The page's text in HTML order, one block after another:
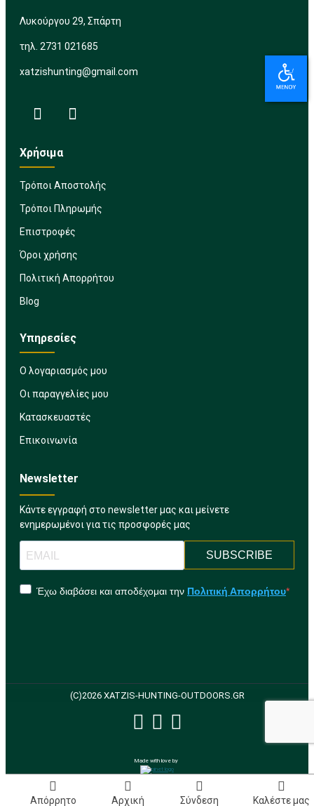
Λυκούργου 29, Σπάρτη
τηλ. 2731 021685
xatzishunting@gmail.com
Χρήσιμα
Τρόποι Αποστολής
Τρόποι Πληρωμής
Επιστροφές
Όροι χρήσης
Πολιτική Απορρήτου
Blog
Υπηρεσίες
Ο λογαριασμός μου
Οι παραγγελίες μου
Κατασκευαστές
Επικοινωνία
Newsletter
Κάντε εγγραφή στο newsletter μας και μείνετε
ενημερωμένοι για τις προσφορές μας
SUBSCRIBE
Έχω διαβάσει και αποδέχομαι την Πολιτική Απορρήτου
(C)2026 XATZIS-HUNTING-OUTDOORS.GR
Made with love by
Απόρρητο Αρχική Σύνδεση Καλέστε μας